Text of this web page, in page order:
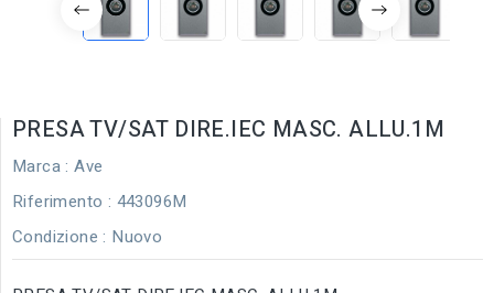
PRESA TV/SAT DIRE.IEC MASC. ALLU.1M
Marca : Ave
Riferimento : 443096M
Condizione : Nuovo